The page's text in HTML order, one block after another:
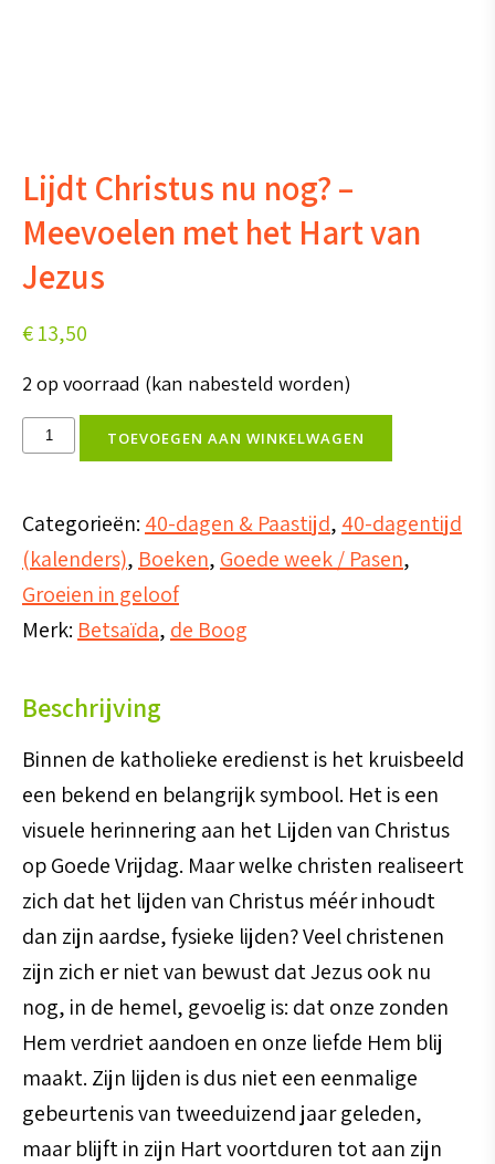
Lijdt Christus nu nog? –
Meevoelen met het Hart van
Jezus
€13,50
2 op voorraad (kan nabesteld worden)
Lijdt
Christus
nog?
-
Meevoelen
met
Hart
van
Jezus
aantal
TOEVOEGEN AAN WINKELWAGEN
Categorieën: 40-dagen & Paastijd, 40-dagentijd
(kalenders), Boeken, Goede week / Pasen,
Groeien in geloof
Merk: Betsaïda, de Boog
Beschrijving
Binnen de katholieke eredienst is het kruisbeeld
een bekend en belangrijk symbool. Het is een
visuele herinnering aan het Lijden van Christus
op Goede Vrijdag. Maar welke christen realiseert
zich dat het lijden van Christus méér inhoudt
dan zijn aardse, fysieke lijden? Veel christenen
zijn zich er niet van bewust dat Jezus ook nu
nog, in de hemel, gevoelig is: dat onze zonden
Hem verdriet aandoen en onze liefde Hem blij
maakt. Zijn lijden is dus niet een eenmalige
gebeurtenis van tweeduizend jaar geleden,
maar blijft in zijn Hart voortduren tot aan zijn